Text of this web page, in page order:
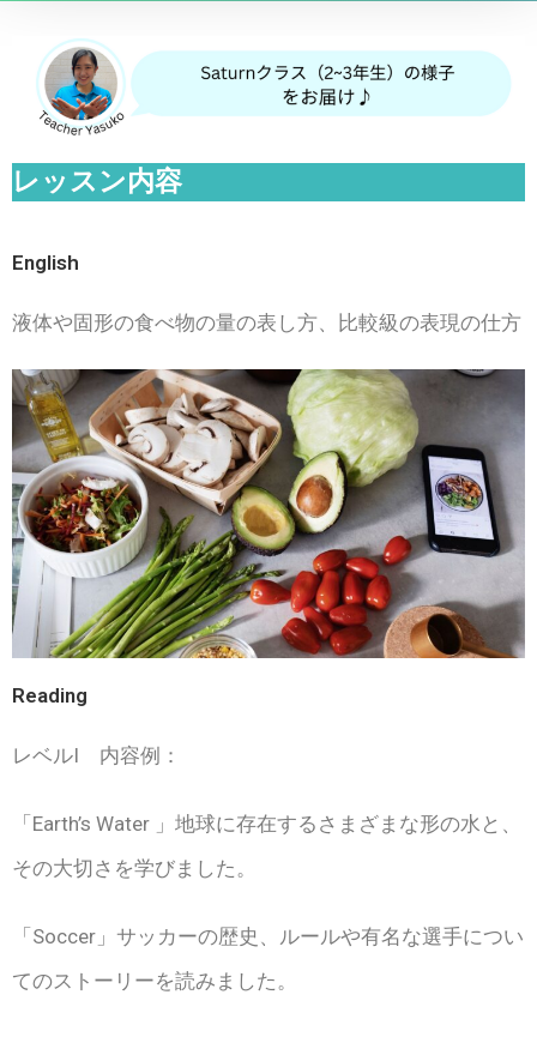
レッスン内容
English
液体や固形の食べ物の量の表し方、比較級の表現の仕方
Reading
レベルI 内容例：
「Earth’s Water 」地球に存在するさまざまな形の水と、
その大切さを学びました。
「Soccer」サッカーの歴史、ルールや有名な選手につい
てのストーリーを読みました。